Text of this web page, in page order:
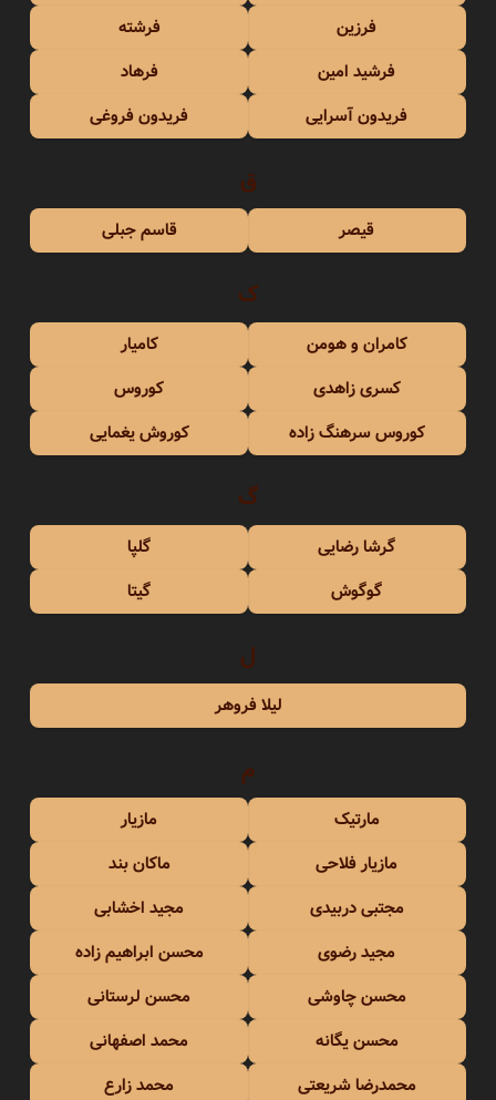
فرزین
فرشته
فرشید امین
فرهاد
فریدون آسرایی
فریدون فروغی
ق
قیصر قاسم جبلی
ک
کامران و هومن
کامیار
کسری زاهدی
کوروس
کوروس سرهنگ زاده
کوروش یغمایی
گ
گرشا رضایی
گلپا
گوگوش
گیتا
ل
لیلا فروهر
م
مارتیک
مازیار
مازیار فلاحی
ماکان بند
مجتبی دربیدی
مجید اخشابی
مجید رضوی
محسن ابراهیم زاده
محسن چاوشی
محسن لرستانی
محسن یگانه
محمد اصفهانی
محمدرضا شریعتی
محمد زارع